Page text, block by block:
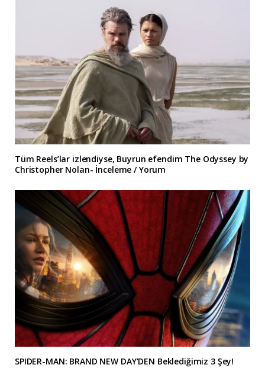
Tüm Reels’lar izlendiyse, Buyrun efendim The Odyssey by
Christopher Nolan- İnceleme / Yorum
SPIDER-MAN: BRAND NEW DAY’DEN Beklediğimiz 3 Şey!